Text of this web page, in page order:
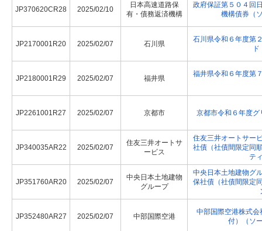
JP370620CR28 2025/02/10
日本高速道路保
有・債務返済機構
政府保証第５０４回
機構債券（
JP2170001R20 2025/02/07 石川県
石川県令和６年度第
JP2180001R29 2025/02/07 福井県
福井県令和６年度第
JP2261001R27 2025/02/07 京都市 京都市令和６年度
JP340035AR22 2025/02/07
住友三井オートサ
ービス
住友三井オートサー
社債（社債間限定同
テ
JP351760AR20 2025/02/07
中央日本土地建物
グループ
中央日本土地建物グ
保社債（社債間限定
JP352480AR27 2025/02/07 中部国際空港
中部国際空港株式
付）（ソ